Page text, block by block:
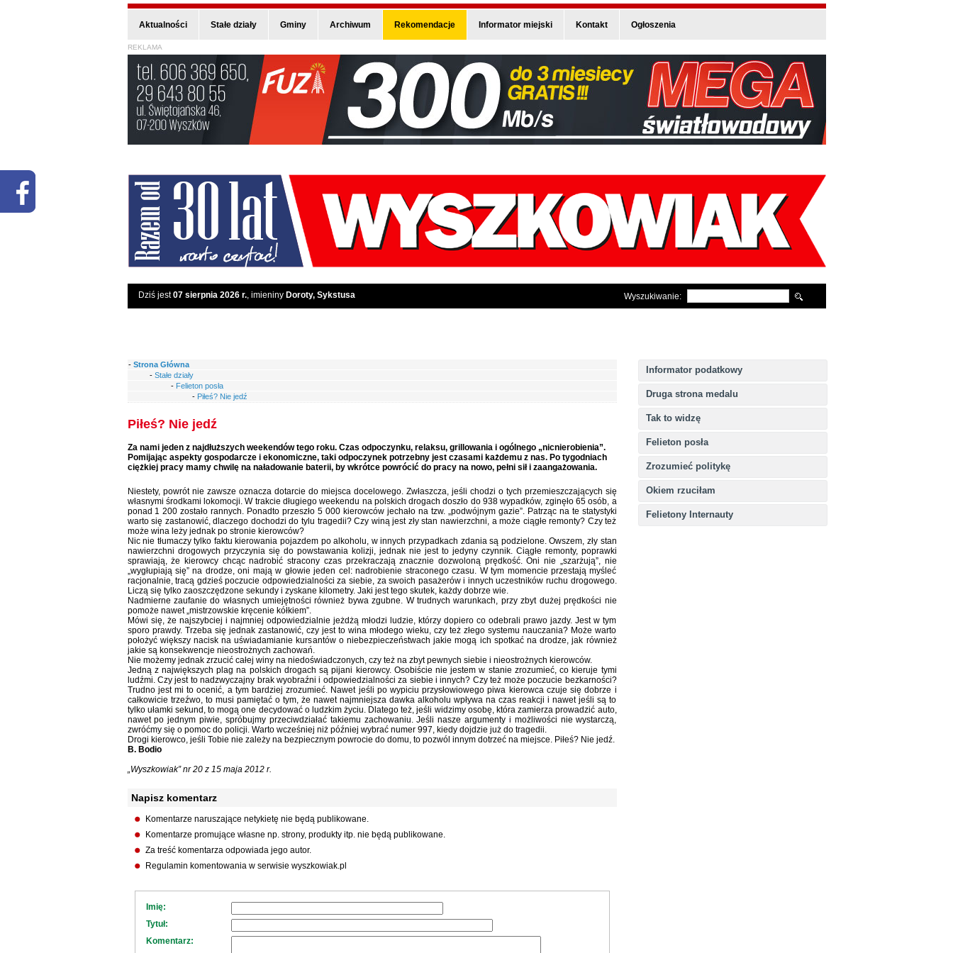
Aktualności Stałe działy Gminy Archiwum Rekomendacje Informator miejski Kontakt Ogłoszenia
REKLAMA
Dziś jest07 sierpnia 2026 r., imieniny Doroty, Sykstusa Wyszukiwanie:
Informator podatkowy
Druga strona medalu
Tak to widzę
Felieton posła
Zrozumieć politykę
Okiem rzuciłam
Felietony Internauty
- Strona Główna
- Stałe działy
- Felieton posła
- Piłeś? Nie jedź
Piłeś? Nie jedź
Za nami jeden z najdłuższych weekendów tego roku. Czas odpoczynku, relaksu, grillowania i ogólnego „nicnierobienia”.
Pomijając aspekty gospodarcze i ekonomiczne, taki odpoczynek potrzebny jest czasami każdemu z nas. Po tygodniach
ciężkiej pracy mamy chwilę na naładowanie baterii, by wkrótce powrócić do pracy na nowo, pełni sił i zaangażowania.
Niestety, powrót nie zawsze oznacza dotarcie do miejsca docelowego. Zwłaszcza, jeśli chodzi o tych przemieszczających się
własnymi środkami lokomocji. W trakcie długiego weekendu na polskich drogach doszło do 938 wypadków, zginęło 65 osób, a
ponad 1 200 zostało rannych. Ponadto przeszło 5 000 kierowców jechało na tzw. „podwójnym gazie”. Patrząc na te statystyki
warto się zastanowić, dlaczego dochodzi do tylu tragedii? Czy winą jest zły stan nawierzchni, a może ciągłe remonty? Czy też
może wina leży jednak po stronie kierowców?
Nic nie tłumaczy tylko faktu kierowania pojazdem po alkoholu, w innych przypadkach zdania są podzielone. Owszem, zły stan
nawierzchni drogowych przyczynia się do powstawania kolizji, jednak nie jest to jedyny czynnik. Ciągłe remonty, poprawki
sprawiają, że kierowcy chcąc nadrobić stracony czas przekraczają znacznie dozwoloną prędkość. Oni nie „szarżują”, nie
„wygłupiają się” na drodze, oni mają w głowie jeden cel: nadrobienie straconego czasu. W tym momencie przestają myśleć
racjonalnie, tracą gdzieś poczucie odpowiedzialności za siebie, za swoich pasażerów i innych uczestników ruchu drogowego.
Liczą się tylko zaoszczędzone sekundy i zyskane kilometry. Jaki jest tego skutek, każdy dobrze wie.
Nadmierne zaufanie do własnych umiejętności również bywa zgubne. W trudnych warunkach, przy zbyt dużej prędkości nie
pomoże nawet „mistrzowskie kręcenie kółkiem”.
Mówi się, że najszybciej i najmniej odpowiedzialnie jeżdżą młodzi ludzie, którzy dopiero co odebrali prawo jazdy. Jest w tym
sporo prawdy. Trzeba się jednak zastanowić, czy jest to wina młodego wieku, czy też złego systemu nauczania? Może warto
położyć większy nacisk na uświadamianie kursantów o niebezpieczeństwach jakie mogą ich spotkać na drodze, jak również
jakie są konsekwencje nieostrożnych zachowań.
Nie możemy jednak zrzucić całej winy na niedoświadczonych, czy też na zbyt pewnych siebie i nieostrożnych kierowców.
Jedną z największych plag na polskich drogach są pijani kierowcy. Osobiście nie jestem w stanie zrozumieć, co kieruje tymi
ludźmi. Czy jest to nadzwyczajny brak wyobraźni i odpowiedzialności za siebie i innych? Czy też może poczucie bezkarności?
Trudno jest mi to ocenić, a tym bardziej zrozumieć. Nawet jeśli po wypiciu przysłowiowego piwa kierowca czuje się dobrze i
całkowicie trzeźwo, to musi pamiętać o tym, że nawet najmniejsza dawka alkoholu wpływa na czas reakcji i nawet jeśli są to
tylko ułamki sekund, to mogą one decydować o ludzkim życiu. Dlatego też, jeśli widzimy osobę, która zamierza prowadzić auto,
nawet po jednym piwie, spróbujmy przeciwdziałać takiemu zachowaniu. Jeśli nasze argumenty i możliwości nie wystarczą,
zwróćmy się o pomoc do policji. Warto wcześniej niż później wybrać numer 997, kiedy dojdzie już do tragedii.
Drogi kierowco, jeśli Tobie nie zależy na bezpiecznym powrocie do domu, to pozwól innym dotrzeć na miejsce. Piłeś? Nie jedź.
B. Bodio
„Wyszkowiak” nr 20 z 15 maja 2012 r.
Napisz komentarz
Komentarze naruszające netykietę nie będą publikowane.
Komentarze promujące własne np. strony, produkty itp. nie będą publikowane.
Za treść komentarza odpowiada jego autor.
Regulamin komentowania w serwisie wyszkowiak.pl
Imię:
Tytuł:
Komentarz: